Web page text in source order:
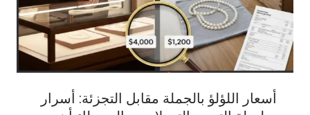
أسعار اللؤلؤ بالجملة مقابل التجزئة: أسرار